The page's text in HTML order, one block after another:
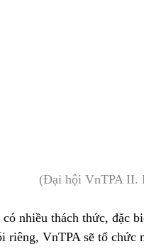
(Đại hội VnTPA II.
nhiều thách thức, đặc
VnTPA sẽ tổ chức